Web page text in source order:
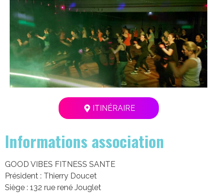
ITINÉRAIRE
Informations association
GOOD VIBES FITNESS SANTE
Président : Thierry Doucet
Siège : 132 rue rené Jouglet